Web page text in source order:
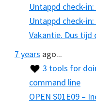
Untappd check-
Untappd check-
Vakantie. Dus tijd
7 years ago...
3 tools for
command line
OPEN S01E09 –